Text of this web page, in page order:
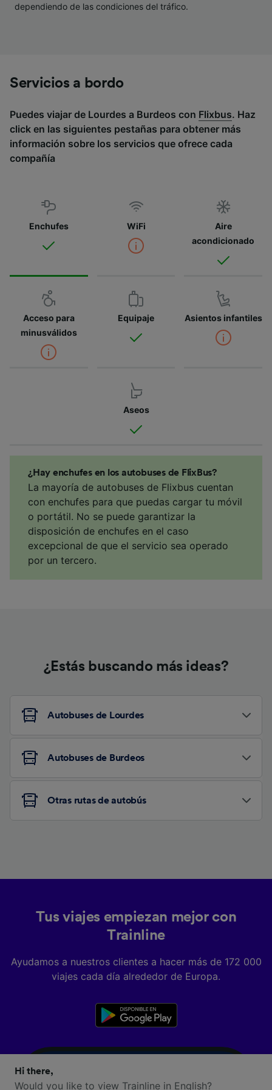
dependiendo de las condiciones del tráfico.
Servicios a bordo
Puedes viajar de Lourdes a Burdeos con Flixbus. Haz
click en las siguientes pestañas para obtener más
información sobre los servicios que ofrece cada
compañía
Enchufes WiFi
Aire
acondicionado
Acceso para
minusválidos
Equipaje Asientos infantiles
Aseos
¿Hay enchufes en los autobuses de FlixBus?
La mayoría de autobuses de Flixbus cuentan
con enchufes para que puedas cargar tu móvil
o portátil. No se puede garantizar la
disposición de enchufes en el caso
excepcional de que el servicio sea operado
por un tercero.
¿Estás buscando más ideas?
Autobuses de Lourdes
Autobuses de Burdeos
Otras rutas de autobús
Tus viajes empiezan mejor con
Trainline
Ayudamos a nuestros clientes a hacer más de 172 000
viajes cada día alrededor de Europa.
Hi there,
Would you like to view Trainline in English?